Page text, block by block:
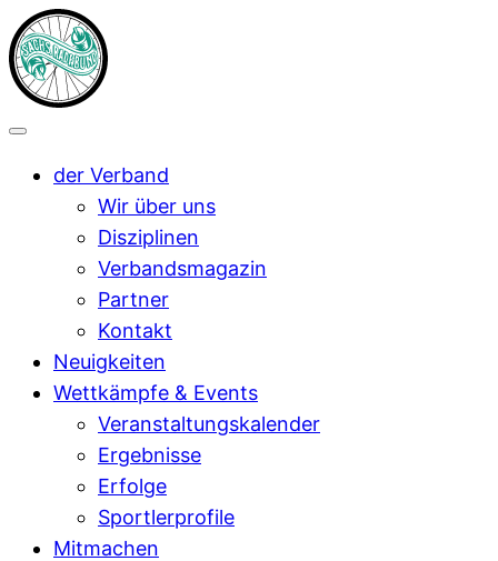
der Verband
Wir über uns
Disziplinen
Verbandsmagazin
Partner
Kontakt
Neuigkeiten
Wettkämpfe & Events
Veranstaltungskalender
Ergebnisse
Erfolge
Sportlerprofile
Mitmachen